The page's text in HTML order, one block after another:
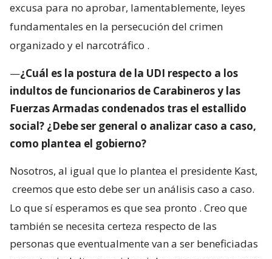
excusa para no aprobar, lamentablemente, leyes
fundamentales en la persecución del crimen
organizado y el narcotráfico .
—¿Cuál es la postura de la UDI respecto a los
indultos de funcionarios de Carabineros y las
Fuerzas Armadas condenados tras el estallido
social? ¿Debe ser general o analizar caso a caso,
como plantea el gobierno?
Nosotros, al igual que lo plantea el presidente Kast,
creemos que esto debe ser un análisis caso a caso.
Lo que sí esperamos es que sea pronto . Creo que
también se necesita certeza respecto de las
personas que eventualmente van a ser beneficiadas